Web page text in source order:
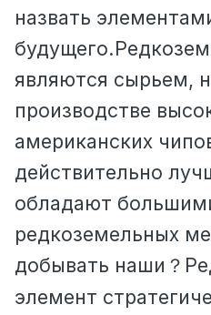
назвать
являются сырьем,
производстве
американских
действительно
обладают
редкоземельных
добывать наши ？
элемент